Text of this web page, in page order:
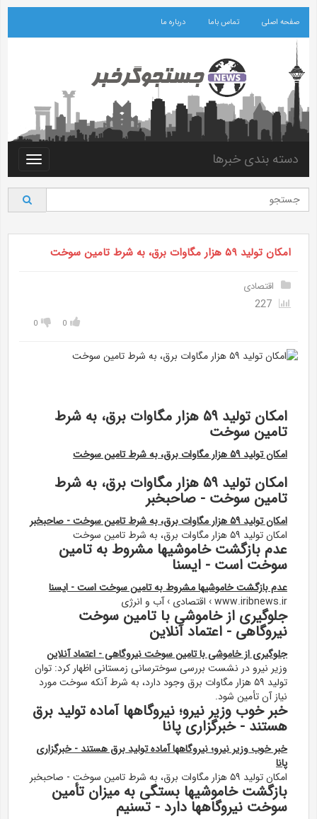
صفحه اصلی تماس باما درباره ما
Toggle
دسته بندی خبرها
امکان تولید ۵۹ هزار مگاوات برق، به شرط تامین سوخت
اقتصادی
0
0
امکان تولید ۵۹ هزار مگاوات برق، به شرط
تامین سوخت
امکان تولید ۵۹ هزار مگاوات برق، به شرط تامین سوخت
امکان تولید ۵۹ هزار مگاوات برق، به شرط
تامین سوخت - صاحبخبر
امکان تولید ۵۹ هزار مگاوات برق، به شرط تامین سوخت - صاحبخبر
امکان تولید ۵۹ هزار مگاوات برق، به شرط تامین سوخت
عدم بازگشت خاموشیها مشروط به تامین
سوخت است - ایسنا
عدم بازگشت خاموشیها مشروط به تامین سوخت است - ایسنا
www.iribnews.ir › اقتصادی › آب و انرژی
جلوگیری از خاموشی با تامین سوخت
نیروگاهی - اعتماد آنلاین
جلوگیری از خاموشی با تامین سوخت نیروگاهی - اعتماد آنلاین
وزیر نیرو در نشست بررسی سوخترسانی زمستانی اظهار کرد: توان
تولید ۵۹ هزار مگاوات برق وجود دارد، به شرط آنکه سوخت مورد
نیاز آن تأمین شود.
خبر خوب وزیر نیرو؛ نیروگاهها آماده تولید برق
هستند - خبرگزاری پانا
خبر خوب وزیر نیرو؛ نیروگاهها آماده تولید برق هستند - خبرگزاری
پانا
امکان تولید ۵۹ هزار مگاوات برق، به شرط تامین سوخت - صاحبخبر
بازگشت خاموشیها بستگی به میزان تأمین
سوخت نیروگاهها دارد - تسنیم